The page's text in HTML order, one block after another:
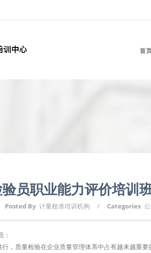
首
员职业能力评价培训
Posted By 计量校准培训机构 / Categories
：
行，质量检验在企业质量管理体系中占有越来越重